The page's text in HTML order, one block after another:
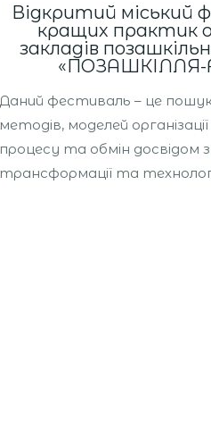
Відкритий міський
кращих практик
закладів
«ПОЗАШКІЛЛЯ-
Даний фестиваль – це
методів, моделей
процесу та обмін досвідом
трансформації та